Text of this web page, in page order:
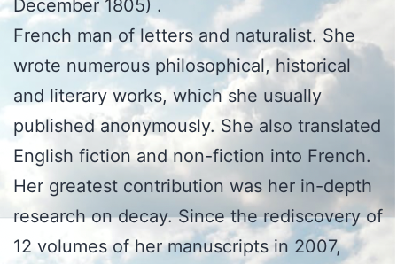
December 1805) .
French man of letters and naturalist. She
wrote numerous philosophical, historical
and literary works, which she usually
published anonymously. She also translated
English fiction and non-fiction into French.
Her greatest contribution was her in-depth
research on decay. Since the rediscovery of
12 volumes of her manuscripts in 2007,